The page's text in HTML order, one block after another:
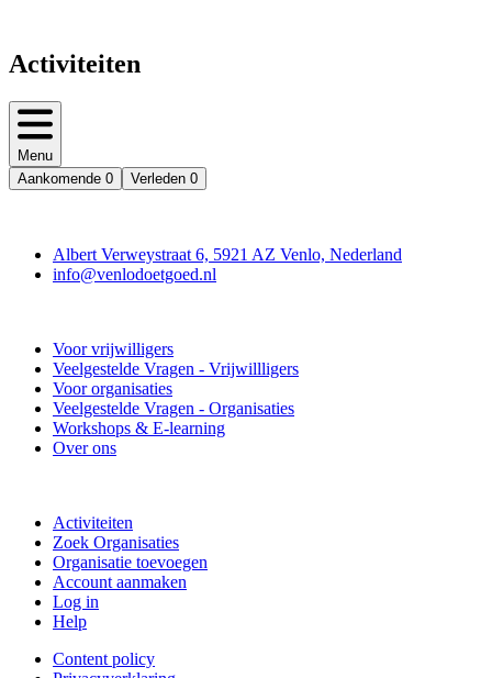
Activiteiten
Menu
Aankomende 0 Verleden 0
Albert Verweystraat 6, 5921 AZ Venlo, Nederland
info@venlodoetgoed.nl
Voor vrijwilligers
Veelgestelde Vragen - Vrijwillligers
Voor organisaties
Veelgestelde Vragen - Organisaties
Workshops & E-learning
Over ons
Activiteiten
Zoek Organisaties
Organisatie toevoegen
Account aanmaken
Log in
Help
Content policy